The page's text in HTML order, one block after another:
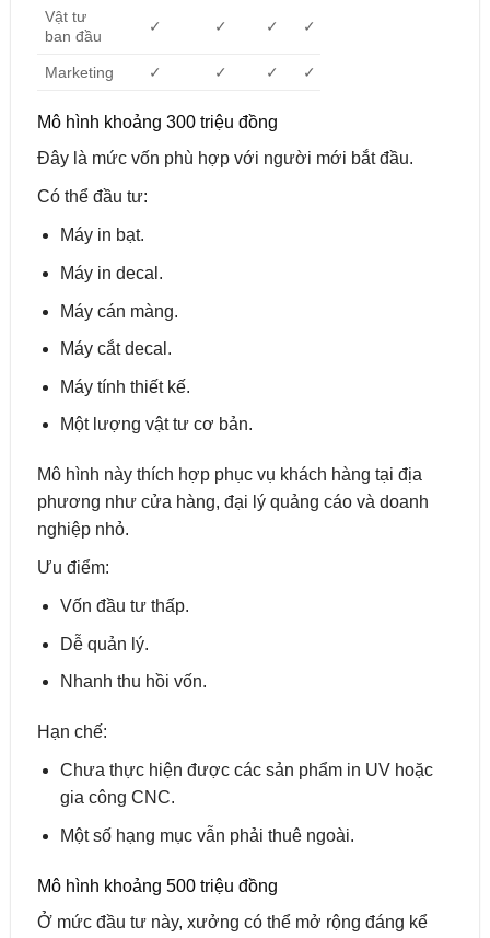
Vật tư
ban đầu
✓ ✓ ✓ ✓
Marketing ✓ ✓ ✓ ✓
Mô hình khoảng 300 triệu đồng
Đây là mức vốn phù hợp với người mới bắt đầu.
Có thể đầu tư:
Máy in bạt.
Máy in decal.
Máy cán màng.
Máy cắt decal.
Máy tính thiết kế.
Một lượng vật tư cơ bản.
Mô hình này thích hợp phục vụ khách hàng tại địa
phương như cửa hàng, đại lý quảng cáo và doanh
nghiệp nhỏ.
Ưu điểm:
Vốn đầu tư thấp.
Dễ quản lý.
Nhanh thu hồi vốn.
Hạn chế:
Chưa thực hiện được các sản phẩm in UV hoặc
gia công CNC.
Một số hạng mục vẫn phải thuê ngoài.
Mô hình khoảng 500 triệu đồng
Ở mức đầu tư này, xưởng có thể mở rộng đáng kể